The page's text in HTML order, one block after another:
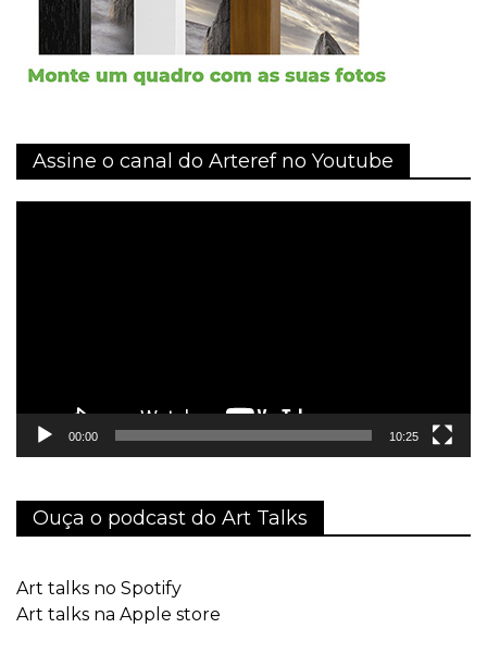
Assine o canal do Arteref no Youtube
00:00 10:25
Ouça o podcast do Art Talks
Art talks no Spotify
Art talks na Apple store